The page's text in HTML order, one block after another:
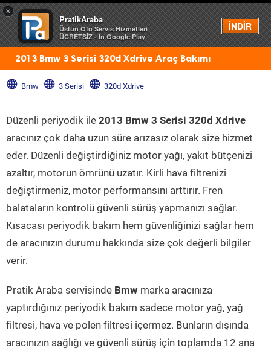
×
PratikAraba
Üstün Oto Servis Hizmetleri
ÜCRETSİZ - In Google Play
İNDİR
Menü
2013 Bmw 3 Serisi 320d Xdrive Araç Bakımı
Bmw 3 Serisi 320d Xdrive
Düzenli periyodik ile 2013 Bmw 3 Serisi 320d Xdrive
aracınız çok daha uzun süre arızasız olarak size hizmet
eder. Düzenli değiştirdiğiniz motor yağı, yakıt bütçenizi
azaltır, motorun ömrünü uzatır. Kirli hava filtrenizi
değiştirmeniz, motor performansını arttırır. Fren
balataların kontrolü güvenli sürüş yapmanızı sağlar.
Kısacası periyodik bakım hem güvenliğinizi sağlar hem
de aracınızın durumu hakkında size çok değerli bilgiler
verir.
Pratik Araba servisinde Bmw marka aracınıza
yaptırdığınız periyodik bakım sadece motor yağ, yağ
filtresi, hava ve polen filtresi içermez. Bunların dışında
aracınızın sağlığı ve güvenli sürüş için toplamda 12 ana